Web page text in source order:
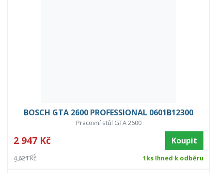
BOSCH GTA 2600 PROFESSIONAL 0601B12300
Pracovní stůl GTA 2600
2 947 Kč Koupit
4 621 Kč 1ks Ihned k odběru